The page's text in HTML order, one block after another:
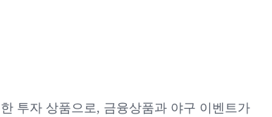
투자 상품으로, 금융상품과 야구 이벤트가